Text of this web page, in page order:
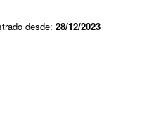
desde: 28/12/2023